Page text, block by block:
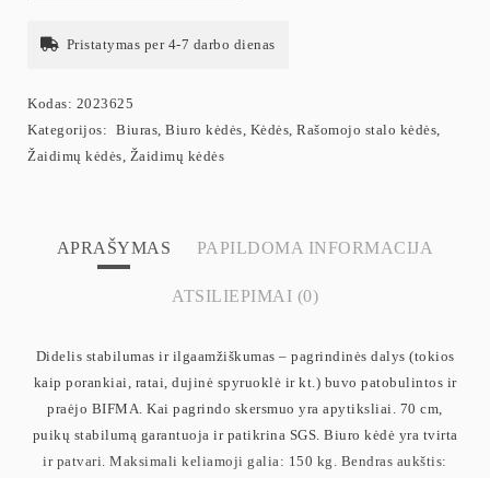
Pristatymas per 4-7 darbo dienas
Kodas: 2023625
Kategorijos: Biuras, Biuro kėdės, Kėdės, Rašomojo stalo kėdės,
Žaidimų kėdės, Žaidimų kėdės
APRAŠYMAS PAPILDOMA INFORMACIJA
ATSILIEPIMAI (0)
Didelis stabilumas ir ilgaamžiškumas – pagrindinės dalys (tokios
kaip porankiai, ratai, dujinė spyruoklė ir kt.) buvo patobulintos ir
praėjo BIFMA. Kai pagrindo skersmuo yra apytiksliai. 70 cm,
puikų stabilumą garantuoja ir patikrina SGS. Biuro kėdė yra tvirta
ir patvari. Maksimali keliamoji galia: 150 kg. Bendras aukštis: